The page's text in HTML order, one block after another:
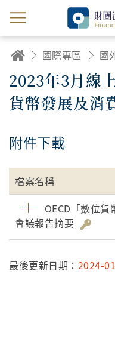
國際專區 國
2023年3月線
貨幣發展及消
附件下載
檔案名稱
OECD「數位貨
會議報告摘要
最後更新日期： 2024-